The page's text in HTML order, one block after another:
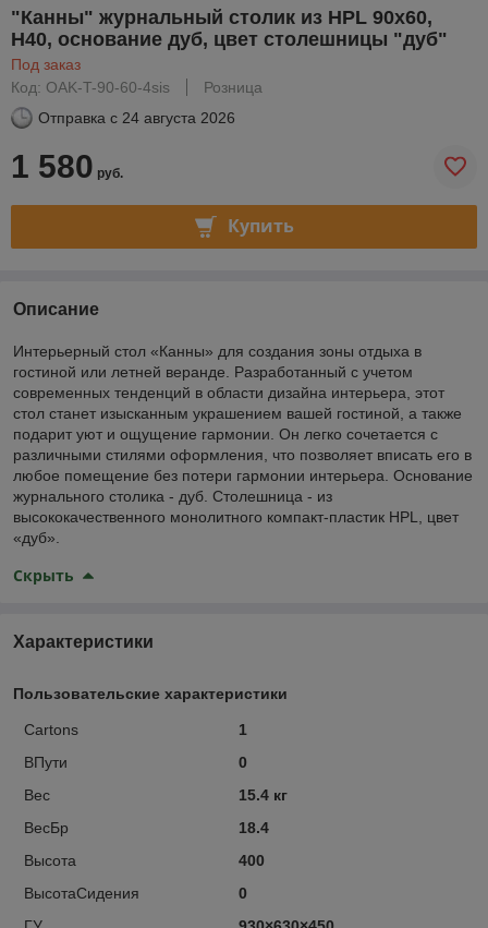
"Канны" журнальный столик из HPL 90х60,
H40, основание дуб, цвет столешницы "дуб"
Под заказ
Код: OAK-T-90-60-4sis
Розница
Отправка с 24 августа 2026
1 580 руб.
Купить
Описание
Интерьерный стол «Канны» для создания зоны отдыха в
гостиной или летней веранде. Разработанный с учетом
современных тенденций в области дизайна интерьера, этот
стол станет изысканным украшением вашей гостиной, а также
подарит уют и ощущение гармонии. Он легко сочетается с
различными стилями оформления, что позволяет вписать его в
любое помещение без потери гармонии интерьера. Основание
журнального столика - дуб. Столешница - из
высококачественного монолитного компакт-пластик HPL, цвет
«дуб».
Скрыть
Характеристики
Пользовательские характеристики
Cartons
1
ВПути
0
Вес
15.4 кг
ВесБр
18.4
Высота
400
ВысотаСидения
0